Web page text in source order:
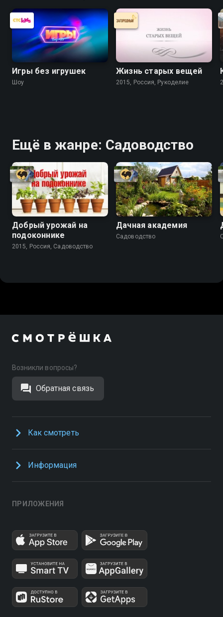
Игры без игрушек
Шоу
Жизнь старых вещей
2015, Россия, Рукоделие
Ещё в жанре: Садоводство
Добрый урожай на
подоконнике
2015, Россия, Садоводство
Дачная академия
Садоводство
Возникли вопросы?
Обратная связь
Как смотреть
Информация
ПРИЛОЖЕНИЯ